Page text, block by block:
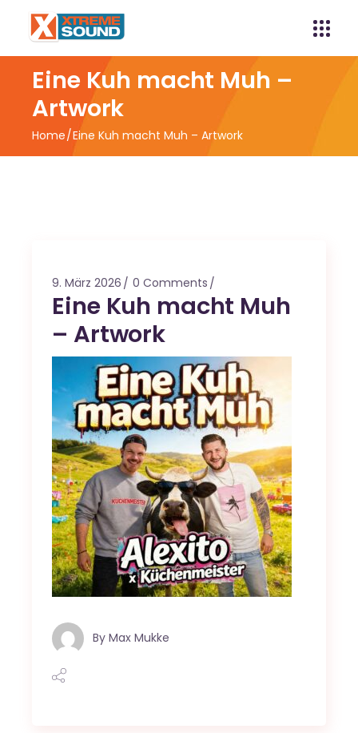
Eine Kuh macht Muh –
Artwork
Home Eine Kuh macht Muh – Artwork
9. März 2026 0 Comments
Eine Kuh macht Muh
– Artwork
By Max Mukke